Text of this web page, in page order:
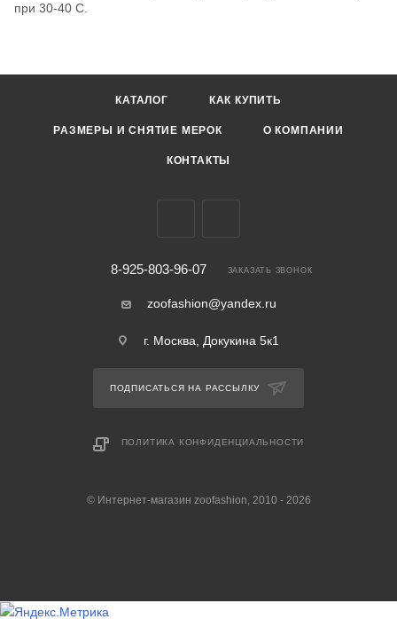
при 30-40 С.
КАТАЛОГ КАК КУПИТЬ
РАЗМЕРЫ И СНЯТИЕ МЕРОК О КОМПАНИИ
КОНТАКТЫ
8-925-803-96-07 ЗАКАЗАТЬ ЗВОНОК
zoofashion@yandex.ru
г. Москва, Докукина 5к1
ПОДПИСАТЬСЯ НА РАССЫЛКУ
ПОЛИТИКА КОНФИДЕНЦИАЛЬНОСТИ
© Интернет-магазин zoofashion, 2010 - 2026